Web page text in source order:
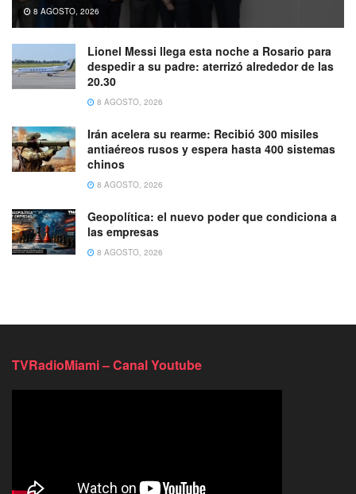
8 AGOSTO, 2026
Lionel Messi llega esta noche a Rosario para
despedir a su padre: aterrizó alrededor de las
20.30
8 AGOSTO, 2026
Irán acelera su rearme: Recibió 300 misiles
antiaéreos rusos y espera hasta 400 sistemas
chinos
8 AGOSTO, 2026
Geopolítica: el nuevo poder que condiciona a
las empresas
8 AGOSTO, 2026
TVRadioMiami – Canal Youtube